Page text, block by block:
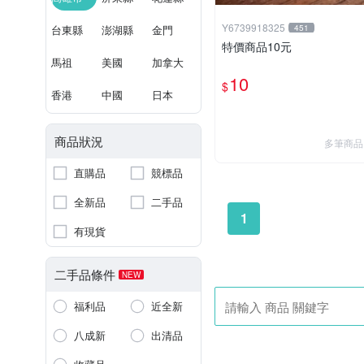
台東縣 澎湖縣 金門
馬祖 美國 加拿大
香港 中國 日本
商品狀況
直購品
競標品
全新品
二手品
有現貨
二手品條件 NEW
福利品
近全新
八成新
出清品
Y6739918325 451
特價商品10元
$10
多筆商品
1